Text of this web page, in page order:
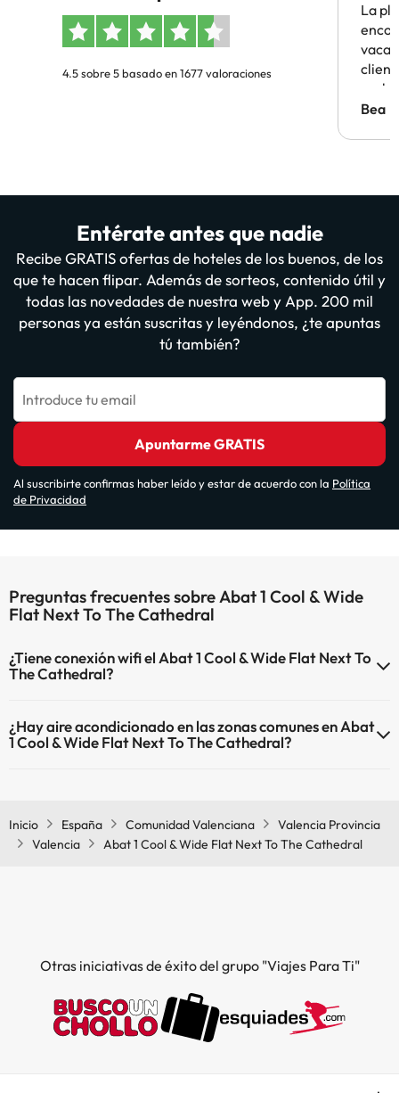
4.5 sobre 5 basado en 1677 valoraciones
La
Bea
Entérate antes que nadie
Recibe GRATIS ofertas de hoteles de los buenos, de los
que te hacen flipar. Además de sorteos, contenido útil y
todas las novedades de nuestra web y App. 200 mil
personas ya están suscritas y leyéndonos, ¿te apuntas
tú también?
Introduce tu email
Apuntarme GRATIS
Al suscribirte confirmas haber leído y estar de acuerdo con la Política
de Privacidad
Preguntas frecuentes sobre Abat 1 Cool & Wide
Flat Next To The Cathedral
¿Tiene conexión wifi el Abat 1 Cool & Wide Flat Next To
The Cathedral?
¿Hay aire acondicionado en las zonas comunes en Abat
1 Cool & Wide Flat Next To The Cathedral?
Inicio
España Comunidad Valenciana
Valencia Provincia
Valencia
Abat 1 Cool & Wide Flat Next To The Cathedral
Otras iniciativas de éxito del grupo "Viajes Para Ti"